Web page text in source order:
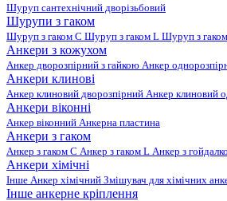
Шуруп сантехнічний дворізьбовий
Шурупи з гаком
Шуруп з гаком C Шуруп з гаком L Шуруп з
Анкери з кожухом
Анкер дворозпірний з гайкою Анкер
Анкери клинові
Анкер клиновий дворозпірний Анкер клиновий
Анкери віконні
Анкер віконний Анкерна пластина
Анкери з гаком
Анкер з гаком C Анкер з гаком L Анкер з
Анкери хімічні
Інше Анкер хімічний Змішувач для хімічних
Інше анкерне кріплення